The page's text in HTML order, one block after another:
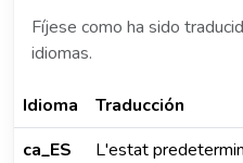
Fíjese como ha sido
idiomas.
Idioma Traducción
ca_ES
L'estat